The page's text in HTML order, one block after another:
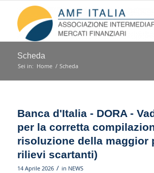
Scheda
Sei in: Home / Scheda
Banca d'Italia - DORA -
per la corretta
risoluzione della maggior
rilievi scartanti)
14 Aprile 2026 / in NEWS